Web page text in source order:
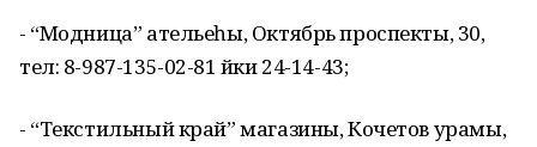
- “Модница” ательеһы, Октябрь проспекты, 30,
тел: 8-987-135-02-81 йәки 24-14-43;
- “Текстильный край” магазины, Кочетов урамы,